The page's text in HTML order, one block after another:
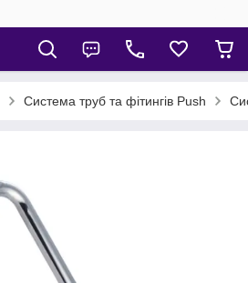
Система труб та фітингів Push